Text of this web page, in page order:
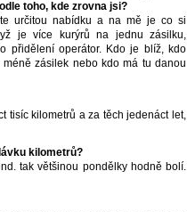
toho, kde zrovna jsi?
určitou nabídku a na mě je co si
je více kurýrů na jednu zásilku,
přidělení operátor. Kdo je blíž, kdo
méně zásilek nebo kdo má tu danou
tisíc kilometrů a za těch jedenáct let,
kilometrů?
tak většinou pondělky hodně bolí.